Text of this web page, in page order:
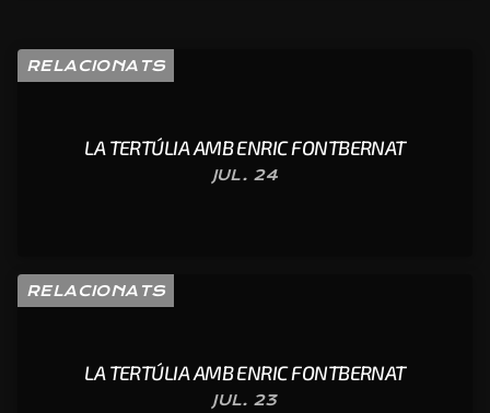
RELACIONATS
LA TERTÚLIA AMB ENRIC FONTBERNAT
JUL. 24
RELACIONATS
LA TERTÚLIA AMB ENRIC FONTBERNAT
JUL. 23